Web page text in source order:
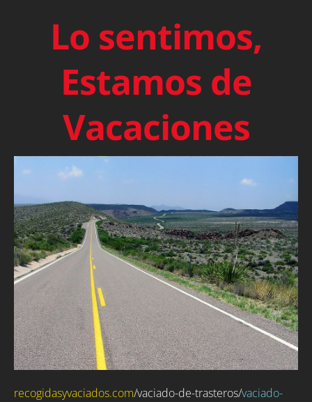
Lo sentimos,
Estamos de
Vacaciones
recogidasyvaciados.com/vaciado-de-trasteros/vaciado-